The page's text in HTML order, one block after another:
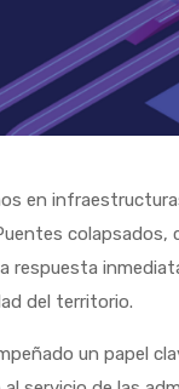
en
colapsados,
respuesta
del territorio.
un papel